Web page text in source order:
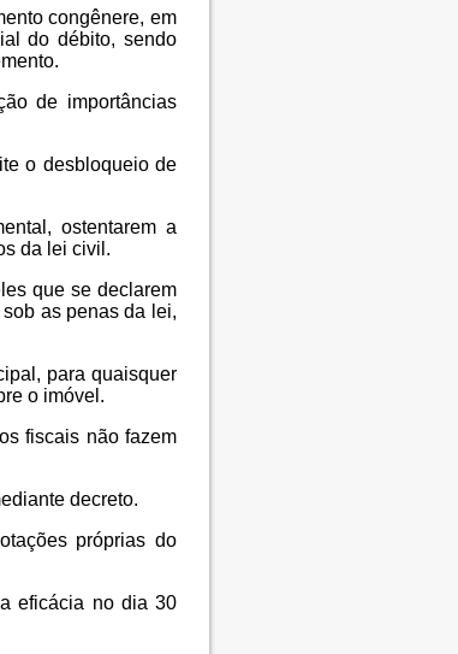
congênere, em
do débito, sendo
de importâncias
o desbloqueio de
ostentarem a
da lei civil.
que se declarem
as penas da lei,
para quaisquer
o imóvel.
fiscais não fazem
decreto.
próprias do
eficácia no dia 30